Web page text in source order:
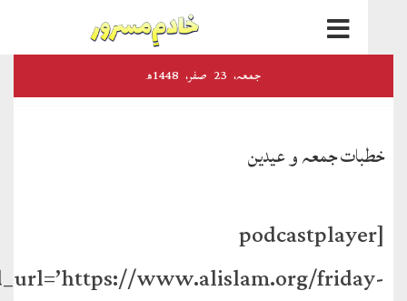
23 صفر‬،1448ھ
و
الفضل
انٹرنیشنل
جمعہ و عیدین
feed_url=’https://www.alislam.org/